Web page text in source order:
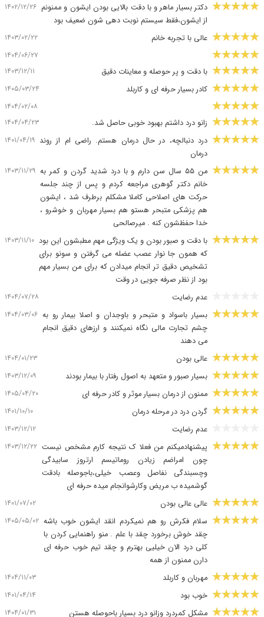
دکتر بسیار ماهر و با دقت بالایی بودن ایشون و ممنونم
از ایشون،فقط سیستم نوبت دهی شون ضعیف بود
۱۴۰۲/۱۲/۲۶
عالی با تجربه خانم
۱۴۰۳/۰۲/۲۲
۱۴۰۴/۰۶/۲۷
با دقت و پر حوصله و معاینات دقیق ۱۴۰۳/۱۲/۱۱
کادر بسیار حرفه ای و کاربلد
۱۴۰۵/۰۳/۲۴
۱۴۰۴/۰۲/۰۸
زانو درد داشتم بهبود خوبی حاصل شد. ۱۴۰۴/۰۴/۲۳
درد دنبالچه، در حال درمان هستم. راضی ام از روند
درمان
۱۴۰۱/۰۴/۱۹
من ۵۵ سال سن دارم و با درد شدید گردن و کمر به
خانم دکتر گوهری مراجعه کردم و پس از چند جلسه
حرکت های اصلاحی کاملا مشکلم برطرف شد ، ایشون
هم پزشکی متبحر هستو هم بسیار مهربان و خوشرو ،
خدا حفظشون کنه . میرصالحی
۱۴۰۳/۱۱/۲۹
با دقت و صبور بودن و یک ویژگی مهم مطبشون این بود
که همون جا نوار عصب عضله می گرفتن و سونو برای
تشخیص دقیق تر انجام میدادن که برای من بسیار مهم
بود از نظر صرفه جویی در وقت
۱۴۰۳/۱۱/۱۰
عدم رضایت ۱۴۰۴/۰۷/۲۸
بسیار باسواد و متبحر و باوجدان و اصلا بیمار رو به
چشم تجارت مالی نگاه نمیکنند و ارزهای دقیق انجام
می دهند
۱۴۰۴/۰۳/۰۶
عالی بودن ۱۴۰۴/۰۱/۲۳
بسیار صبور و متعهد به اصول رفتار با بیمار بودند ۱۴۰۳/۱۲/۰۹
ممنون از درمان بسیار موثر و کادر حرفه ای ۱۴۰۵/۰۴/۲۰
گردن درد در مرحله درمان ۱۴۰۱/۱۰/۱۰
عدم رضایت ۱۴۰۳/۱۲/۱۲
پیشنهادمیکنم من فعلا ک نتیجه کارم مشخص نیست
چون امراضم زیادن روماتیسم ارتروز سابیدگی
وچسبندگی نفاصل وعصب خیلی،باجوصله بادقت
گوشمیده ب مریض وکارشوانجام میده حرفه ای
۱۴۰۳/۱۲/۲۲
عالی عالی بودن ۱۴۰۱/۰۷/۰۲
سلام فکرش رو هم نمیکردم انقد ایشون خوب باشه
چقد خوش برخورد چقد با علم . منو راهنمایی کردن با
کلی درد الان خیلیی بهترم و چقد تیم خوب حرفه ای
دارن ممنون از همه
۱۴۰۵/۰۵/۰۲
مهربان و کاربلد ۱۴۰۴/۱۱/۰۳
خوب بود ۱۴۰۱/۰۴/۱۴
مشکل کمردرد وزانو درد بسیار باحوصله هستن ۱۴۰۴/۰۱/۳۱